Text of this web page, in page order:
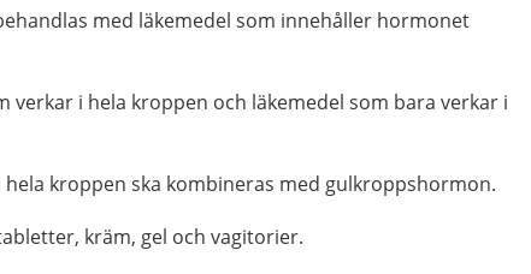
med läkemedel som innehåller hormonet
verkar i hela kroppen och läkemedel som bara verkar i
hela kroppen ska kombineras med gulkroppshormon.
kräm, gel och vagitorier.